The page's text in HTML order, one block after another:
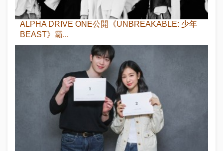
ALPHA DRIVE ONE公開《UNBREAKABLE: 少年
BEAST》霸...